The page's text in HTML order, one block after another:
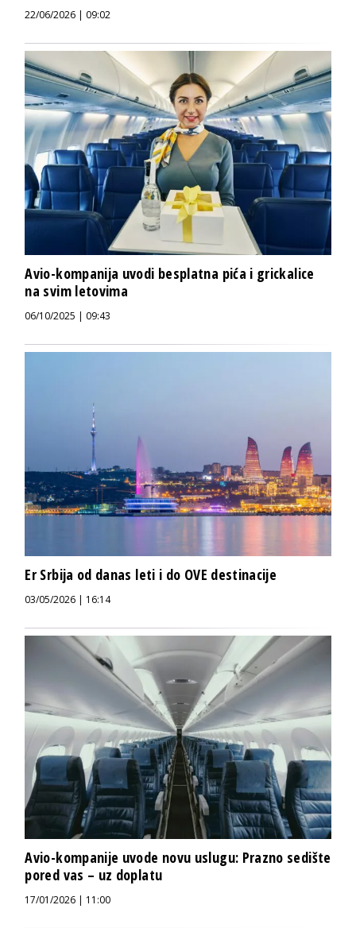
22/06/2026 | 09:02
Avio-kompanija uvodi besplatna pića i grickalice
na svim letovima
06/10/2025 | 09:43
Er Srbija od danas leti i do OVE destinacije
03/05/2026 | 16:14
Avio-kompanije uvode novu uslugu: Prazno sedište
pored vas – uz doplatu
17/01/2026 | 11:00